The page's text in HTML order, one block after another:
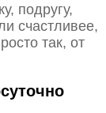
подругу,
счастливее,
так, от